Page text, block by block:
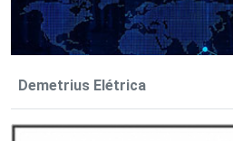
Demetrius Elétrica